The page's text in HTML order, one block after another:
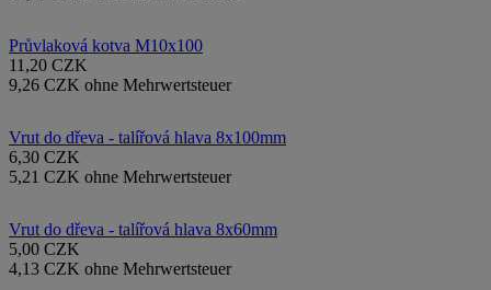
Průvlaková kotva M10x100
11,20 CZK
9,26 CZK ohne Mehrwertsteuer
Vrut do dřeva - talířová hlava 8x100mm
6,30 CZK
5,21 CZK ohne Mehrwertsteuer
Vrut do dřeva - talířová hlava 8x60mm
5,00 CZK
4,13 CZK ohne Mehrwertsteuer